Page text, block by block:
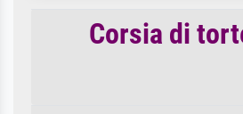
Corsia di